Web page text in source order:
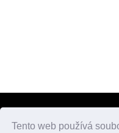
Tento web používá